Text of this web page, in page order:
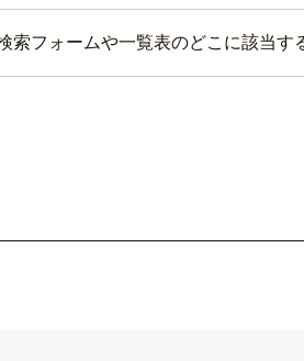
索フォームや一覧表のどこに該当す